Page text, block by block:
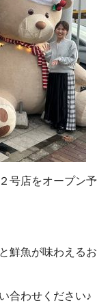
号店をオープン予
鮮魚が味わえるお
合わせください♪